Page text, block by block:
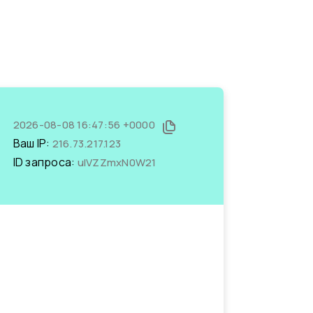
2026-08-08 16:47:56 +0000
Ваш IP: 216.73.217.123
ID запроса: ulVZZmxN0W21